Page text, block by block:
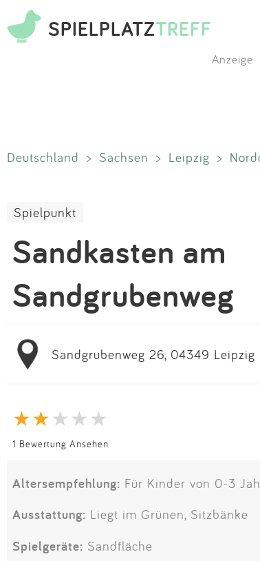
SPIELPLATZTREFF
Anzeige
Deutschland > Sachsen > Leipzig >
Spielpunkt
Sandkasten am
Sandgrubenweg
Sandgrubenweg 26, 04349 Leipzig
1 Bewertung Ansehen
Altersempfehlung: Für Kinder von 0-3
Ausstattung: Liegt im Grünen, Sitzbänke
Spielgeräte: Sandfläche